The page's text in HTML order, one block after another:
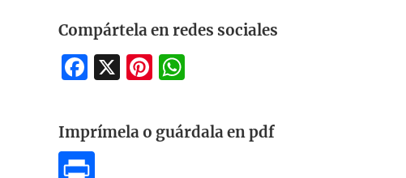
Compártela en redes sociales
Facebook
X Pinterest
Imprímela o guárdala en pdf